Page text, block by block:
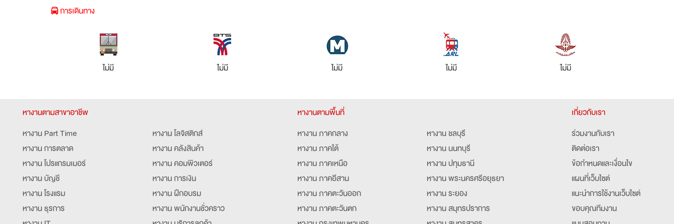
การเดินทาง
ไม่มี ไม่มี ไม่มี ไม่มี ไม่มี
หางานตามสาขาอาชีพ
หางาน Part Time
หางาน การตลาด
หางาน โปรแกรมเมอร์
หางาน บัญชี
หางาน โรงแรม
หางาน ธุรการ
หางาน โลจิสติกส์
หางาน คลังสินค้า
หางาน คอมพิวเตอร์
หางาน การเงิน
หางาน ฝึกอบรม
หางาน พนักงานชั่วคราว
หางานตามพื้นที่
หางาน ภาคกลาง
หางาน ภาคใต้
หางาน ภาคเหนือ
หางาน ภาคอีสาน
หางาน ภาคตะวันออก
หางาน ภาคตะวันตก
หางาน ชลบุรี
หางาน นนทบุรี
หางาน ปทุมธานี
หางาน พระนครศรีอยุธยา
หางาน ระยอง
หางาน สมุทรปราการ
เกี่ยวกับเรา
ร่วมงานกับเรา
ติดต่อเรา
ข้อกำหนดและเงื่อนไข
แผนที่เว็บไซต์
แนะนำการใช้งานเว็บไซต์
ขอบคุณทีมงาน